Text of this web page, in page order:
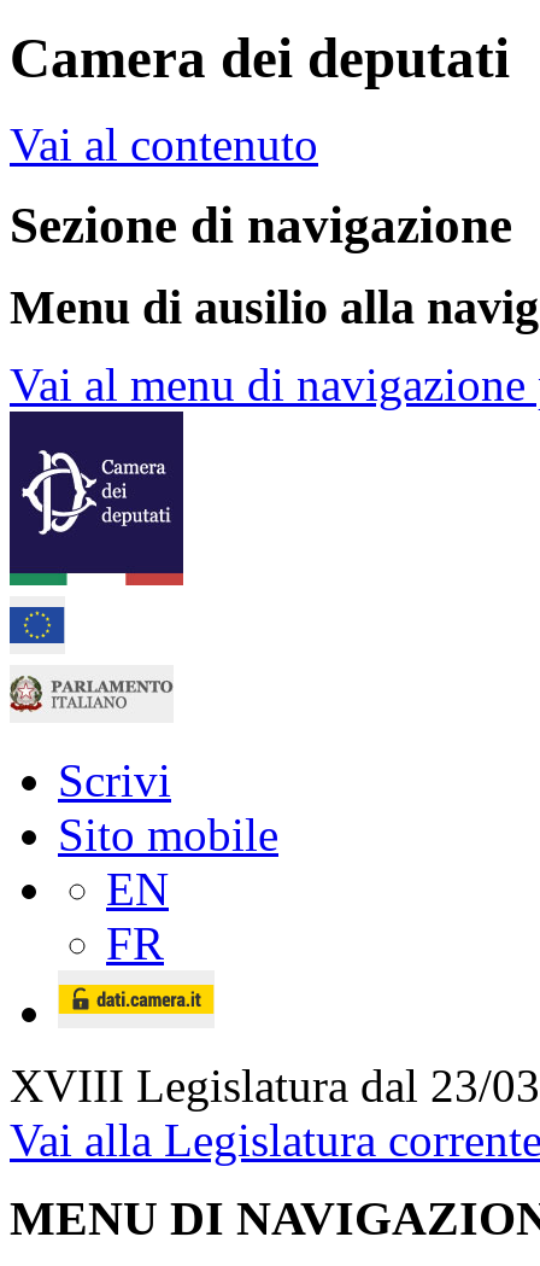
Camera dei deputati
Vai al contenuto
Sezione di navigazione
Menu di ausilio alla
Vai al menu di
Scrivi
Sito mobile
EN
FR
XVIII Legislatura dal 23/
Vai alla Legislatura
MENU DI